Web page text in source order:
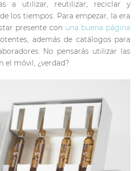
a utilizar, reutilizar, reciclar y
los tiempos. Para empezar, la era
presente con una buena página
además de catálogos para
No pensarás utilizar las
el móvil, ¿verdad?